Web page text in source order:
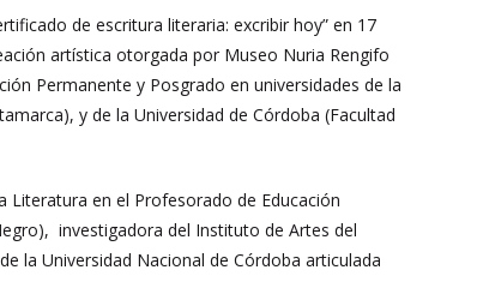
de escritura literaria: excribir hoy” en 17
artística otorgada por Museo Nuria Rengifo
Permanente y Posgrado en universidades de la
y de la Universidad de Córdoba (Facultad
Literatura en el Profesorado de Educación
investigadora del Instituto de Artes del
la Universidad Nacional de Córdoba articulada